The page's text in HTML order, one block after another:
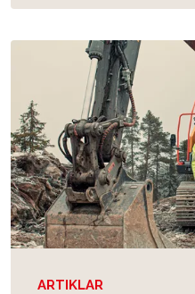
ARTIKLAR